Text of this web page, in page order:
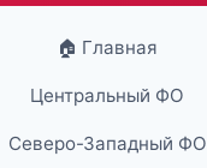
🏠 Главная
Центральный ФО
Северо-Западный ФО